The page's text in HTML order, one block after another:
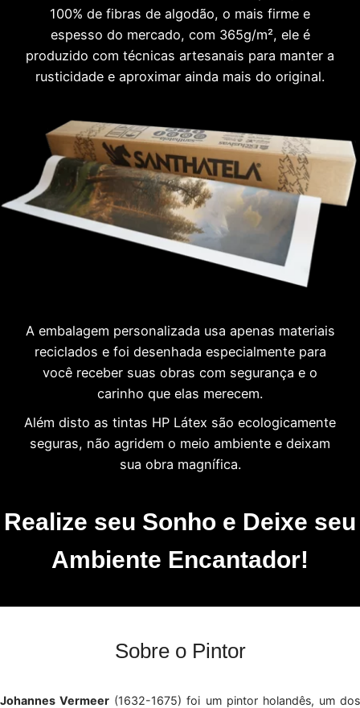
100% de fibras de algodão, o mais firme e
espesso do mercado, com 365g/m², ele é
produzido com técnicas artesanais para manter a
rusticidade e aproximar ainda mais do original.
A embalagem personalizada usa apenas materiais
reciclados e foi desenhada especialmente para
você receber suas obras com segurança e o
carinho que elas merecem.
Além disto as tintas HP Látex são ecologicamente
seguras, não agridem o meio ambiente e deixam
sua obra magnífica.
Realize seu Sonho e Deixe seu
Ambiente Encantador!
Sobre o Pintor
Johannes Vermeer (1632-1675) foi um pintor holandês, um dos